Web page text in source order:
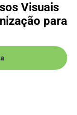
Visuais
para